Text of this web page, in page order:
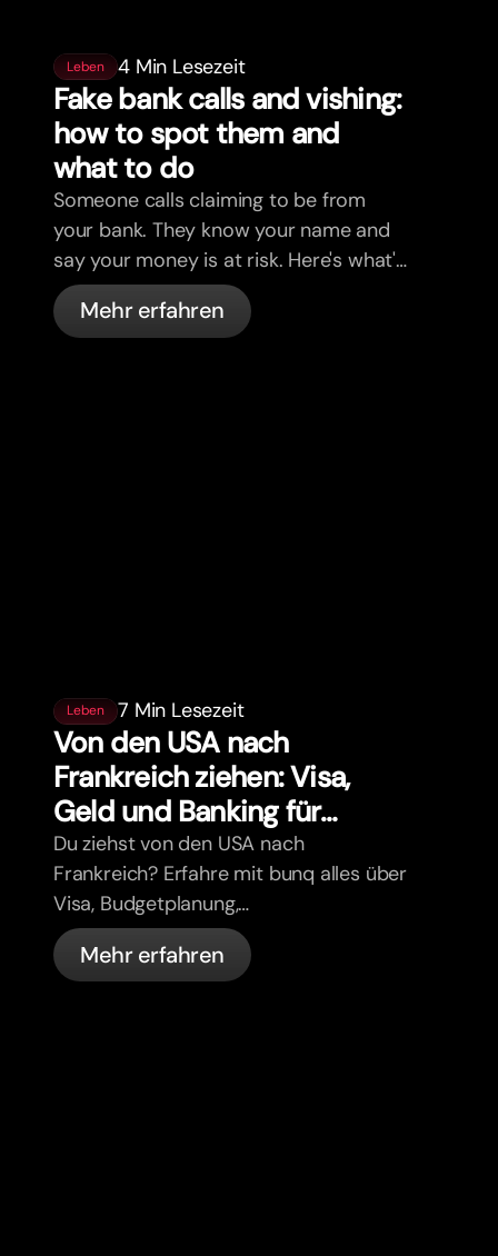
Leben 4 Min Lesezeit
Fake bank calls and vishing:
how to spot them and
what to do
Someone calls claiming to be from
your bank. They know your name and
say your money is at risk. Here's what's
actually happening, and what to do.
Mehr erfahren
Leben 7 Min Lesezeit
Von den USA nach
Frankreich ziehen: Visa,
Geld und Banking für
Expats
Du ziehst von den USA nach
Frankreich? Erfahre mit bunq alles über
Visa, Budgetplanung,
Krankenversicherung, Steuern,
Führerschein-Regeln und Banking für
Mehr erfahren